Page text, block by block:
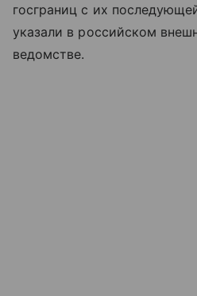
госграниц с их
указали в российском
ведомстве.